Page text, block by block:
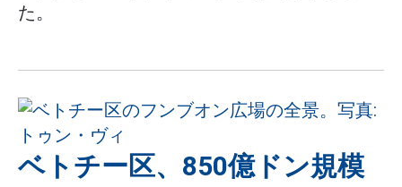
た。
ベトチー区、850億ドン規模